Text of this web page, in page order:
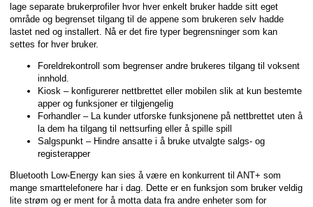
lage separate brukerprofiler hvor hver enkelt bruker hadde sitt eget
område og begrenset tilgang til de appene som brukeren selv hadde
lastet ned og installert. Nå er det fire typer begrensninger som kan
settes for hver bruker.
Foreldrekontroll som begrenser andre brukeres tilgang til voksent
innhold.
Kiosk – konfigurerer nettbrettet eller mobilen slik at kun bestemte
apper og funksjoner er tilgjengelig
Forhandler – La kunder utforske funksjonene på nettbrettet uten å
la dem ha tilgang til nettsurfing eller å spille spill
Salgspunkt – Hindre ansatte i å bruke utvalgte salgs- og
registerapper
Bluetooth Low-Energy kan sies å være en konkurrent til ANT+ som
mange smarttelefonere har i dag. Dette er en funksjon som bruker veldig
lite strøm og er ment for å motta data fra andre enheter som for